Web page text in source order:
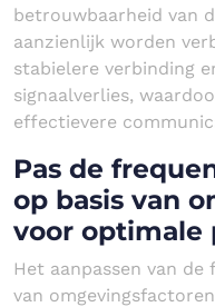
betrouwbaarheid van
aanzienlijk worden
stabielere verbinding
signaalverlies,
effectievere
Pas de
op basis van
voor optimale
Het aanpassen van
van